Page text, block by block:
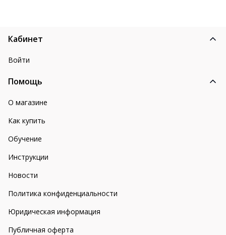
Кабинет
Войти
Помощь
О магазине
Как купить
Обучение
Инструкции
Новости
Политика конфиденциальности
Юридическая информация
Публичная оферта